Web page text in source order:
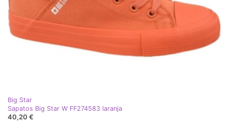
Big Star
Sapatos Big Star W FF274583 laranja
40,20 €